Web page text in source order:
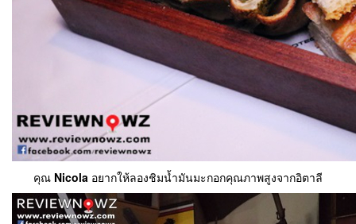
คุณ Nicola อยากให้ลองชิมน้ำมันมะกอกคุณภาพสูงจากอิตาลี